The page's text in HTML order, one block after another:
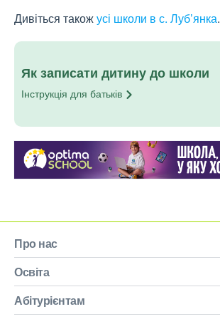
Дивіться такожусі школи в с. Луб’янка.
Як записати дитину до школи
Інструкція для батьків
Про нас
Освіта
Абітурієнтам